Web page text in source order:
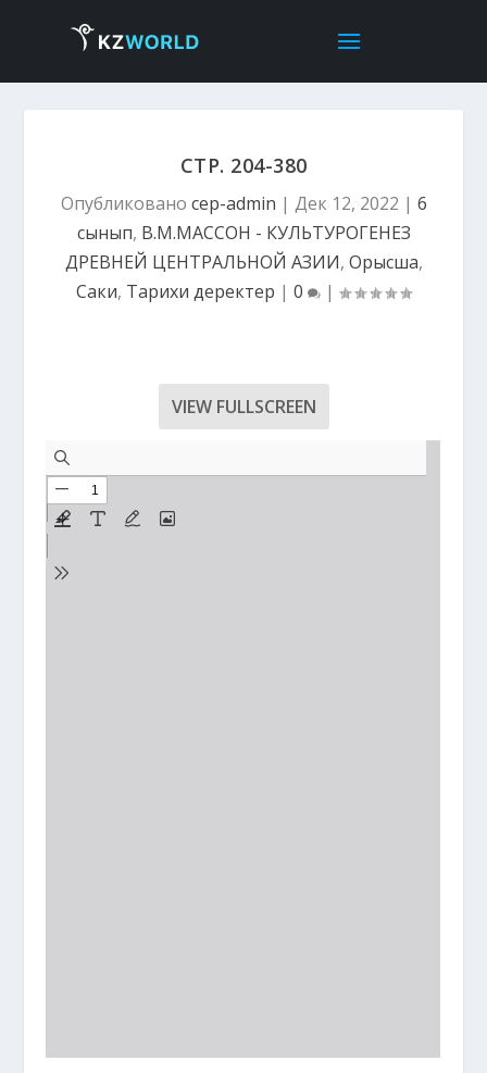
СТР. 204-380
Опубликовано cep-admin | Дек 12, 2022 | 6
сынып, В.М.МАССОН - КУЛЬТУРОГЕНЕЗ
ДРЕВНЕЙ ЦЕНТРАЛЬНОЙ АЗИИ, Орысша,
Саки, Тарихи деректер | 0 |
VIEW FULLSCREEN